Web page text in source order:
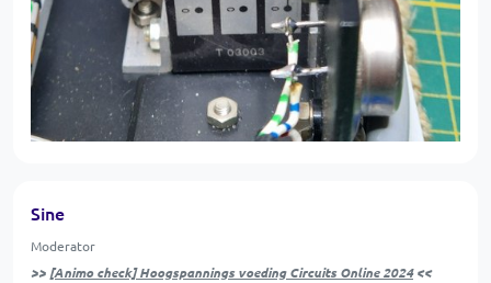
Sine
Moderator
>> [Animo check] Hoogspannings voeding Circuits Online 2024<<